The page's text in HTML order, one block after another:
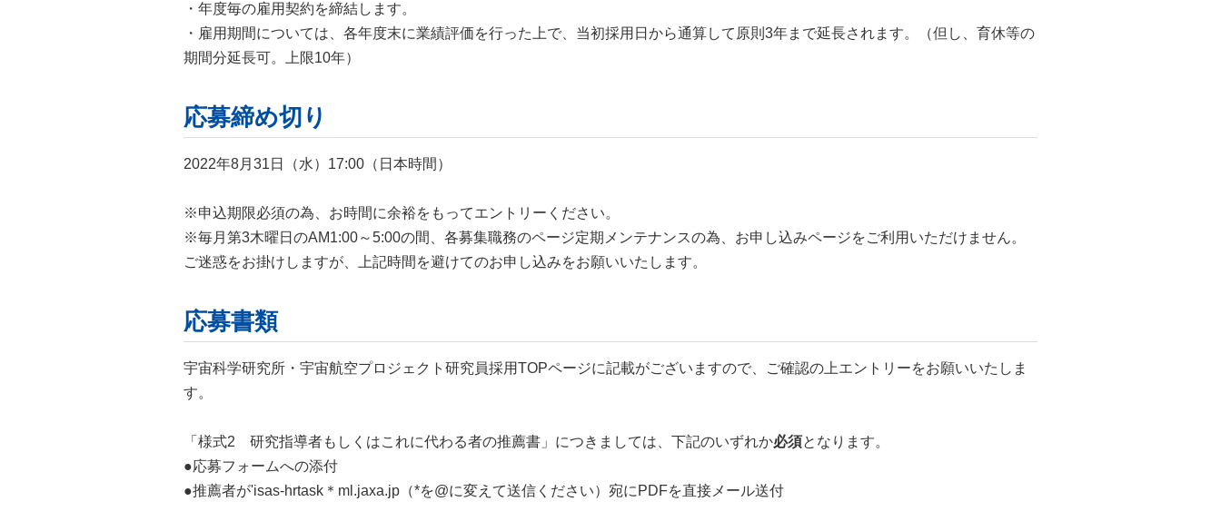
・年度毎の雇用契約を締結します。
・雇用期間については、各年度末に業績評価を行った上で、当初採用日から通算して原則3年まで延長されます。（但し、育休等の
期間分延長可。上限10年）
応募締め切り
2022年8月31日（水）17:00（日本時間）
※申込期限必須の為、お時間に余裕をもってエントリーください。
※毎月第3木曜日のAM1:00～5:00の間、各募集職務のページ定期メンテナンスの為、お申し込みページをご利用いただけません。
ご迷惑をお掛けしますが、上記時間を避けてのお申し込みをお願いいたします。
応募書類
宇宙科学研究所・宇宙航空プロジェクト研究員採用TOPページに記載がございますので、ご確認の上エントリーをお願いいたしま
す。
「様式2 研究指導者もしくはこれに代わる者の推薦書」につきましては、下記のいずれか必須となります。
●応募フォームへの添付
●推薦者が'isas-hrtask＊ml.jaxa.jp（*を@に変えて送信ください）宛にPDFを直接メール送付